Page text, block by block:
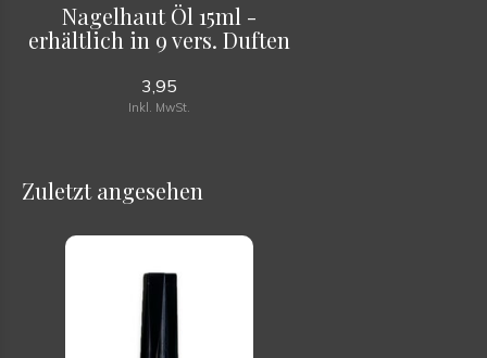
Nagelhaut Öl 15ml -
erhältlich in 9 vers. Duften
3,95
Inkl. MwSt.
Zuletzt angesehen